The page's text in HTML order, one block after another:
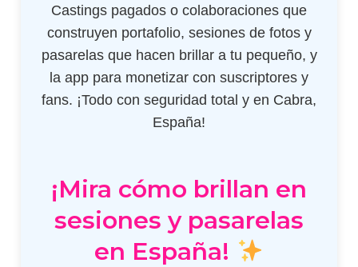
Castings pagados o colaboraciones que
construyen portafolio, sesiones de fotos y
pasarelas que hacen brillar a tu pequeño, y
la app para monetizar con suscriptores y
fans. ¡Todo con seguridad total y en Cabra,
España!
¡Mira cómo brillan en
sesiones y pasarelas
en España!